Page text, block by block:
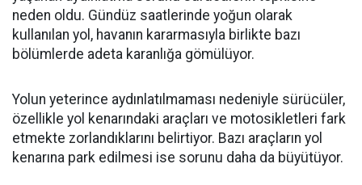
neden oldu. Gündüz saatlerinde yoğun olarak
kullanılan yol, havanın kararmasıyla birlikte bazı
bölümlerde adeta karanlığa gömülüyor.
Yolun yeterince aydınlatılmaması nedeniyle sürücüler,
özellikle yol kenarındaki araçları ve motosikletleri fark
etmekte zorlandıklarını belirtiyor. Bazı araçların yol
kenarına park edilmesi ise sorunu daha da büyütüyor.